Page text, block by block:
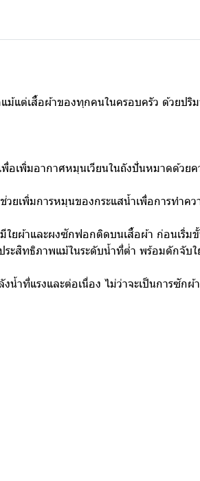
ม้แต่เสื้อผ้าของทุกคนในครอบครัว ด้วยปริ
เพิ่มอากาศหมุนเวียนในถังปั่นหมาดด้วยค
เพิ่มการหมุนของกระแสน้ำเพื่อการทำคว
ยผ้าและผงซักฟอกติดบนเสื้อผ้า ก่อนเริ่ม
ะสิทธิภาพแม้ในระดับน้ำที่ต่ำ พร้อมดักจับ
ำที่แรงและต่อเนื่อง ไม่ว่าจะเป็นการซักผ้